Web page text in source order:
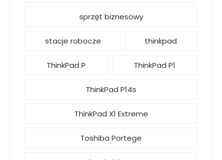
sprzęt biznesowy
stacje robocze thinkpad
ThinkPad P ThinkPad P1
ThinkPad P14s
ThinkPad X1 Extreme
Toshiba Portege